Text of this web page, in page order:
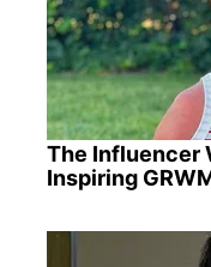
The Influencer
Inspiring